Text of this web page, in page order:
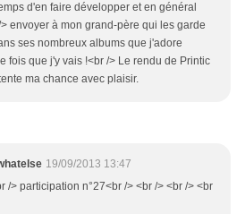
d'en faire développer et en général
envoyer à mon grand-père qui les garde
ses nombreux albums que j'adore
fois que j'y vais !<br /> Le rendu de Printic
ma chance avec plaisir.
19/09/2013 13:47
/> participation n°27<br /> <br /> <br /> <br